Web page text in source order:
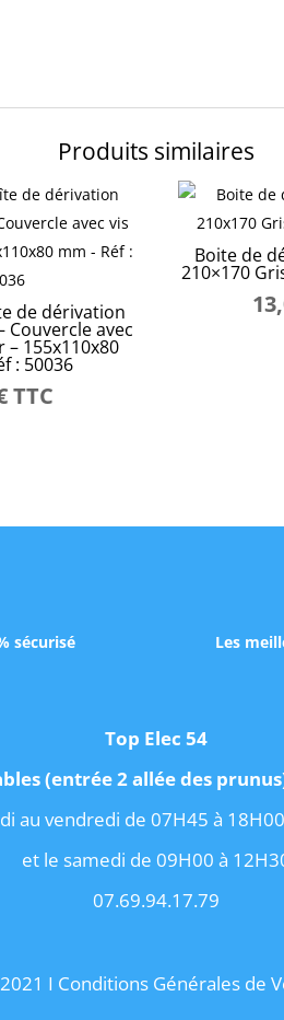
Produits similaires
de dérivation
Couvercle avec
155x110x80
: 50036
TTC
Boite de
210×170
sécurisé
Les
Top Elec 54
(entrée 2 allée des
au vendredi de 07H45 à
et le samedi de 09H00 à
07.69.94.17.79
I Conditions Générales de